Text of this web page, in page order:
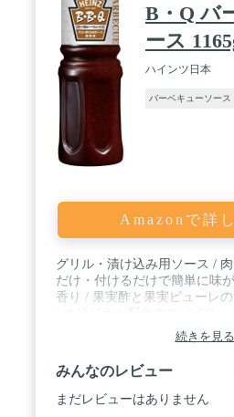
B・Q バ
ース
ハインツ日本
バーベキューソース
Amazonで詳
グリル・漬け込み用ソース /
だけ・付けるだけで簡単に味
香り / 果実酢と果実ピューレ
続きを見る
みんなのレビュー
まだレビューはありません